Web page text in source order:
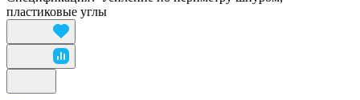
пластиковые углы